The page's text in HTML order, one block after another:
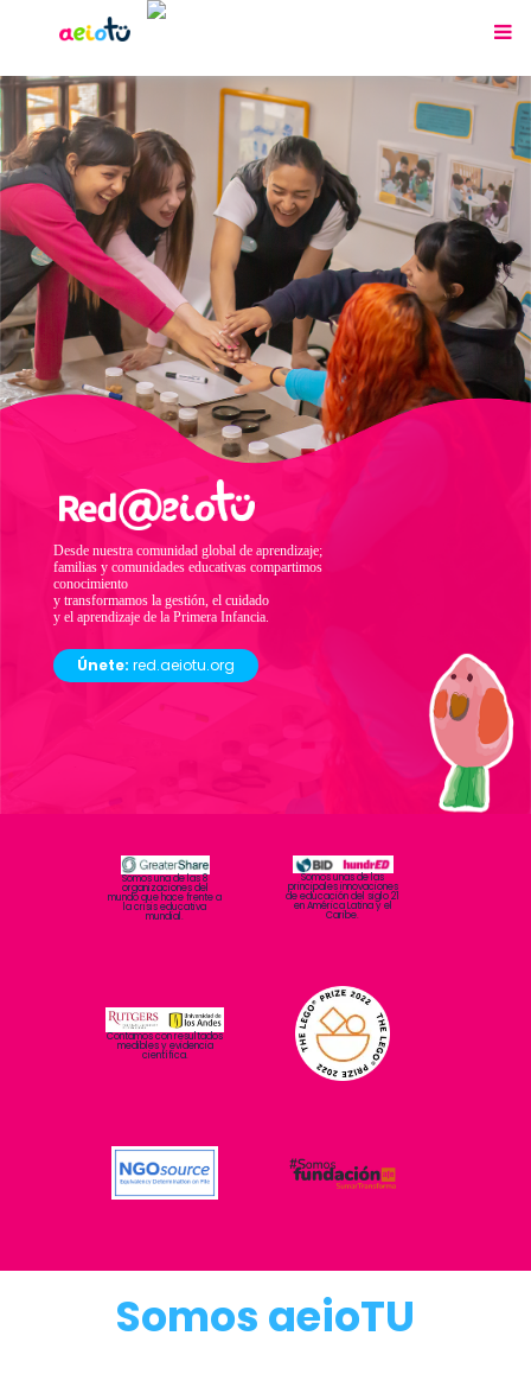
Desde nuestra comunidad global de aprendizaje;
familias y comunidades educativas compartimos
conocimiento
y transformamos la gestión, el cuidado
y el aprendizaje de la Primera Infancia.
Únete: red.aeiotu.org
Somos una de las 8
organizaciones del
mundo que hace frente a
la crisis educativa
mundial.
Somos unas de las
principales innovaciones
de educación del siglo 21
en América Latina y el
Caribe.
Contamos con resultados
medibles y evidencia
científica.
Somos aeioTU